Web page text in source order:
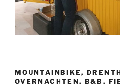
MOUNTAINBIKE,
OVERNACHTEN, B&B,